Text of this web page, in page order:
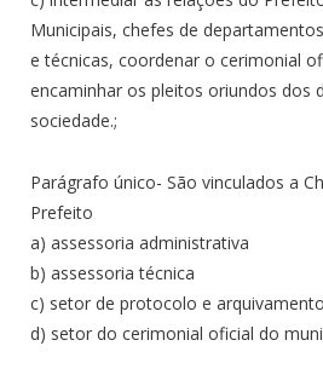
Municipais, chefes de
e técnicas, coordenar o cerimonial
encaminhar os pleitos oriundos dos
sociedade.;
Parágrafo único- São vinculados a
Prefeito
a) assessoria administrativa
b) assessoria técnica
c) setor de protocolo e arquivamento
d) setor do cerimonial oficial do